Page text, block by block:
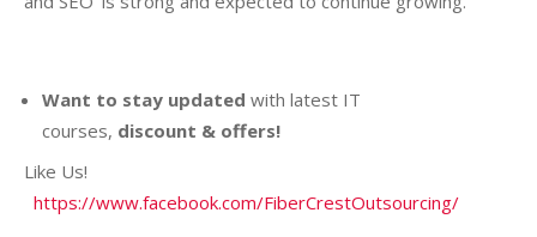
Want to stay updated with latest IT
courses, discount & offers!
Like Us!
https://www.facebook.com/FiberCrestOutsourcing/